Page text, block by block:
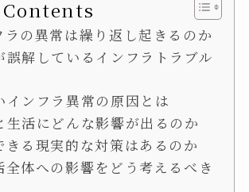
ラの異常は繰り返し起きるのか
誤解しているインフラトラブル
インフラ異常の原因とは
生活にどんな影響が出るのか
きる現実的な対策はあるのか
全体への影響をどう考えるべき